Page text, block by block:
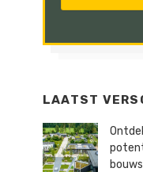
LAATST